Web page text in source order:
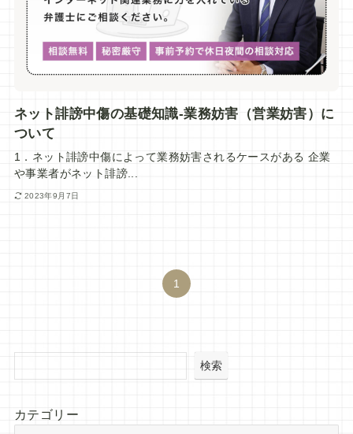
ネット誹謗中傷の基礎知識-業務妨害（営業妨害）に
ついて
1．ネット誹謗中傷によって業務妨害されるケースがある 企業
や事業者がネット誹謗...
2023年9月7日
1
検索
カテゴリー